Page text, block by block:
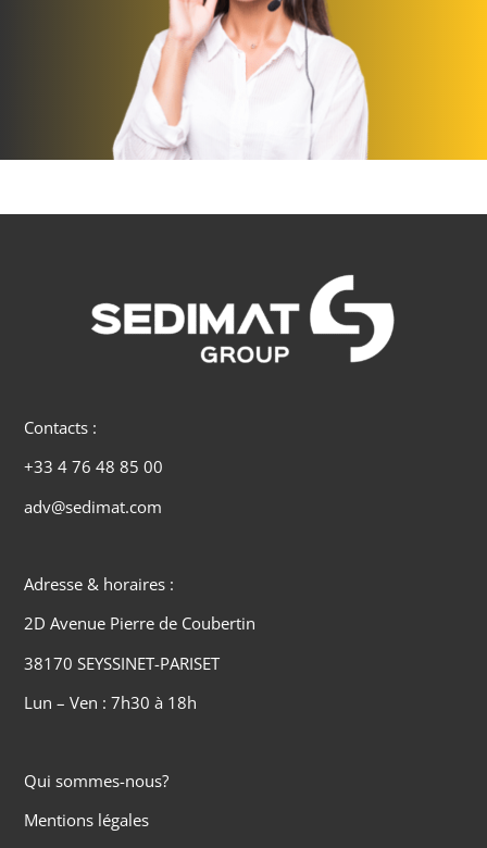
Contacts :
+33 4 76 48 85 00
adv@sedimat.com
Adresse & horaires :
2D Avenue Pierre de Coubertin
38170 SEYSSINET-PARISET
Lun – Ven : 7h30 à 18h
Qui sommes-nous?
Mentions légales